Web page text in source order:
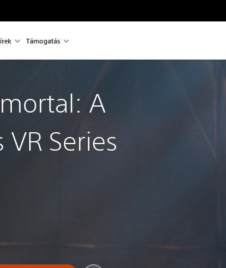
Támogatás
A
VR Series